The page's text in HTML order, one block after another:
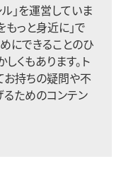
」を運営していま
もっと身近に」で
にできることのひ
しくもあります。ト
お持ちの疑問や不
ためのコンテン